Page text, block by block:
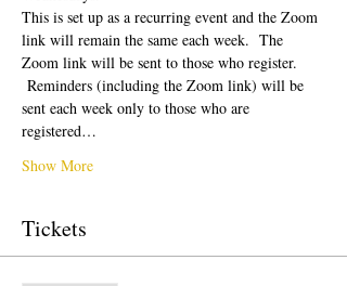
This is set up as a recurring event and the Zoom
link will remain the same each week.  The
Zoom link will be sent to those who register.
Reminders (including the Zoom link) will be
sent each week only to those who are
registered…
Show More
Tickets